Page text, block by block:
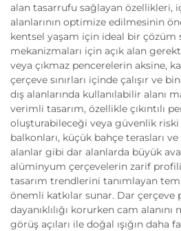
alan tasarrufu sağlayan özellikleri,
alanlarının optimize edilmesinin
kentsel yaşam için ideal bir çözüm
mekanizmaları için açık alan
veya çıkmaz pencerelerin aksine,
çerçeve sınırları içinde çalışır ve
dış alanlarında kullanılabilir alanı
verimli tasarım, özellikle çıkıntılı
oluşturabileceği veya güvenlik
balkonları, küçük bahçe terasları
alanlar gibi dar alanlarda büyük
alüminyum çerçevelerin zarif
tasarım trendlerini tanımlayan
önemli katkılar sunar. Dar çerçeve
dayanıklılığı korurken cam
görüş açıları ile doğal ışığın daha